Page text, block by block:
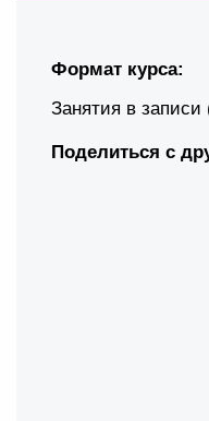
Формат курса:
Занятия в
Поделиться с